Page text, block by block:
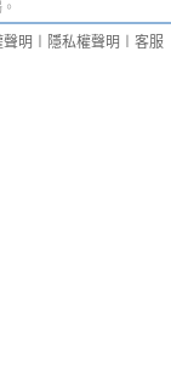
聲明 隱私權聲明 客服